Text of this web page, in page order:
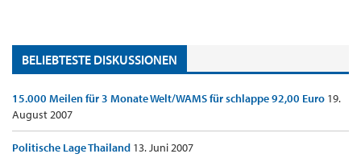
BELIEBTESTE DISKUSSIONEN
15.000 Meilen für 3 Monate Welt/WAMS für schlappe 92,00 Euro 19.
August 2007
Politische Lage Thailand 13. Juni 2007